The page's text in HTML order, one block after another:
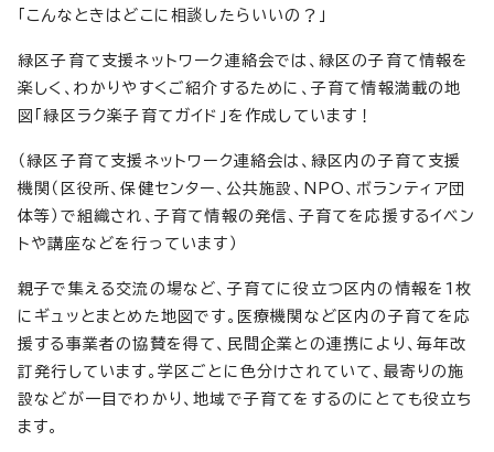
「こんなときはどこに相談したらいいの？」
緑区子育て支援ネットワーク連絡会では、緑区の子育て情報を
楽しく、わかりやすくご紹介するために、子育て情報満載の地
図「緑区ラク楽子育てガイド」を作成しています！
（緑区子育て支援ネットワーク連絡会は、緑区内の子育て支援
機関（区役所、保健センター、公共施設、NPO、ボランティア団
体等）で組織され、子育て情報の発信、子育てを応援するイベン
トや講座などを行っています）
親子で集える交流の場など、子育てに役立つ区内の情報を1枚
にギュッとまとめた地図です。医療機関など区内の子育てを応
援する事業者の協賛を得て、民間企業との連携により、毎年改
訂発行しています。学区ごとに色分けされていて、最寄りの施
設などが一目でわかり、地域で子育てをするのにとても役立ち
ます。